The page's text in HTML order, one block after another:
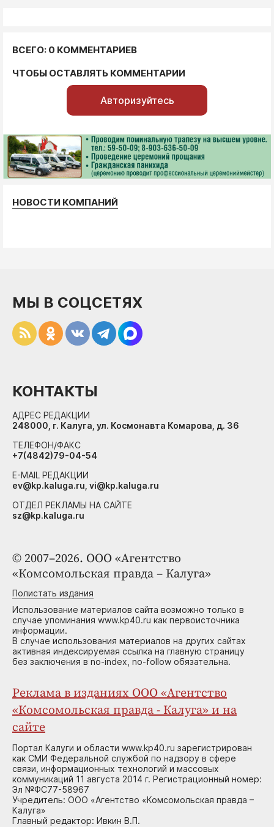
ВСЕГО: 0 КОММЕНТАРИЕВ
ЧТОБЫ ОСТАВЛЯТЬ КОММЕНТАРИИ
Авторизуйтесь
НОВОСТИ КОМПАНИЙ
© 2007–2026. ООО «Агентство
«Комсомольская правда – Калуга»
Полистать издания
Использование материалов сайта возможно только в
случае упоминания www.kp40.ru как первоисточника
информации.
В случае использования материалов на других сайтах
активная индексируемая ссылка на главную страницу
без заключения в no-index, no-follow обязательна.
Реклама в изданиях ООО «Агентство
«Комсомольская правда - Калуга» и на
сайте
Портал Калуги и области www.kp40.ru зарегистрирован
как СМИ Федеральной службой по надзору в сфере
связи, информационных технологий и массовых
коммуникаций 11 августа 2014 г. Регистрационный номер:
Эл №ФС77-58967
Учредитель: ООО «Агентство «Комсомольская правда –
Калуга»
Главный редактор: Ивкин В.П.
МЫ В СОЦСЕТЯХ
КОНТАКТЫ
АДРЕС РЕДАКЦИИ
248000, г. Калуга, ул. Космонавта Комарова, д. 36
ТЕЛЕФОН/ФАКС
+7(4842)79-04-54
E-MAIL РЕДАКЦИИ
ev@kp.kaluga.ru, vi@kp.kaluga.ru
ОТДЕЛ РЕКЛАМЫ НА САЙТЕ
sz@kp.kaluga.ru